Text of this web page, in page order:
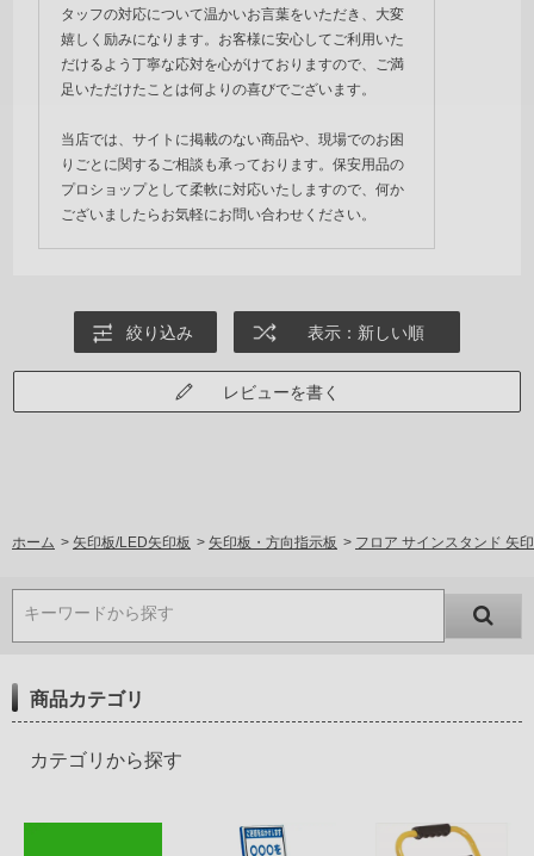
タッフの対応について温かいお言葉をいただき、大変
嬉しく励みになります。お客様に安心してご利用いた
だけるよう丁寧な応対を心がけておりますので、ご満
足いただけたことは何よりの喜びでございます。
当店では、サイトに掲載のない商品や、現場でのお困
りごとに関するご相談も承っております。保安用品の
プロショップとして柔軟に対応いたしますので、何か
ございましたらお気軽にお問い合わせください。
絞り込み 表示：新しい順
レビューを書く
ホーム > 矢印板/LED矢印板 > 矢印板・方向指示板 > フロア サインスタンド 矢
キーワードから探す
商品カテゴリ
カテゴリから探す